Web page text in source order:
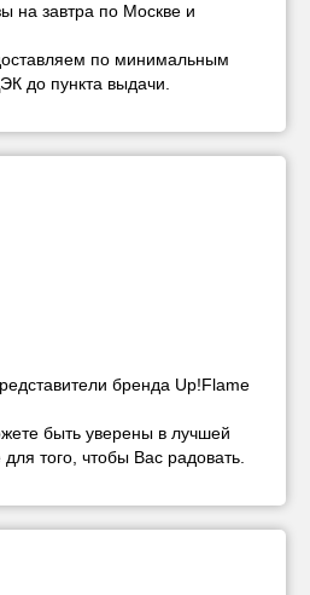
на завтра по Москве и
по минимальным
до пункта выдачи.
бренда Up!Flame
быть уверены в лучшей
того, чтобы Вас радовать.